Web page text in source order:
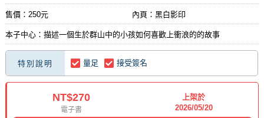
售價：250元 內頁：黑白影印
本子中心：描述一個生於群山中的小孩如何喜歡上衝浪的的故事
特別說明 量足 接受簽名
NT$270
電子書
上架於
2026/05/20